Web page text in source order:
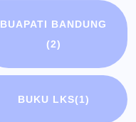
BUAPATI BANDUNG
(2)
BUKU LKS(1)